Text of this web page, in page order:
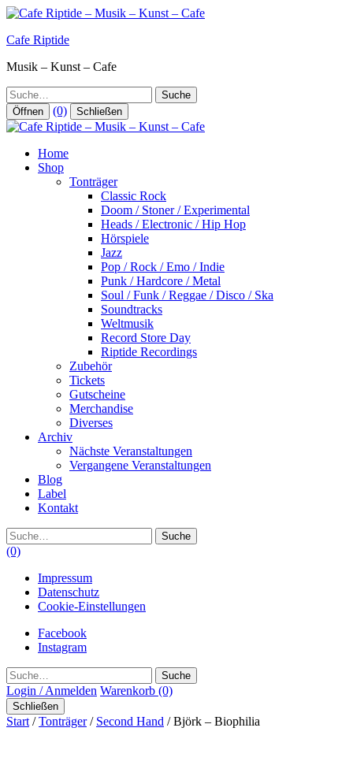
Zum
springen
Cafe Riptide
Musik – Kunst – Cafe
Suche
Öffnen (0) Schließen
Home
Shop
Tonträger
Classic Rock
Doom / Stoner / Experimental
Heads / Electronic / Hip Hop
Hörspiele
Jazz
Pop / Rock / Emo / Indie
Punk / Hardcore / Metal
Soul / Funk / Reggae / Disco / Ska
Soundtracks
Weltmusik
Record Store Day
Riptide Recordings
Zubehör
Tickets
Gutscheine
Merchandise
Diverses
Archiv
Nächste Veranstaltungen
Vergangene Veranstaltungen
Blog
Label
Kontakt
Suche
(0)
Impressum
Datenschutz
Cookie-Einstellungen
Facebook
Instagram
Suche
Login / Anmelden Warenkorb (0)
Schließen
Start /Tonträger/ Second Hand / Björk – Biophilia